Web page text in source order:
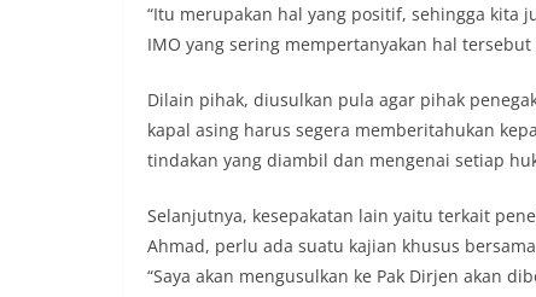
“Itu merupakan hal yang positif, sehingga kita
IMO yang sering mempertanyakan hal
Dilain pihak, diusulkan pula agar pihak
kapal asing harus segera memberitahukan
tindakan yang diambil dan mengenai setiap
Selanjutnya, kesepakatan lain yaitu terkait
Ahmad, perlu ada suatu kajian khusus
“Saya akan mengusulkan ke Pak Dirjen akan